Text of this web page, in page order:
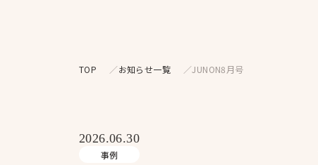
TOP お知らせ一覧 JUNON8月号
2026.06.30
事例